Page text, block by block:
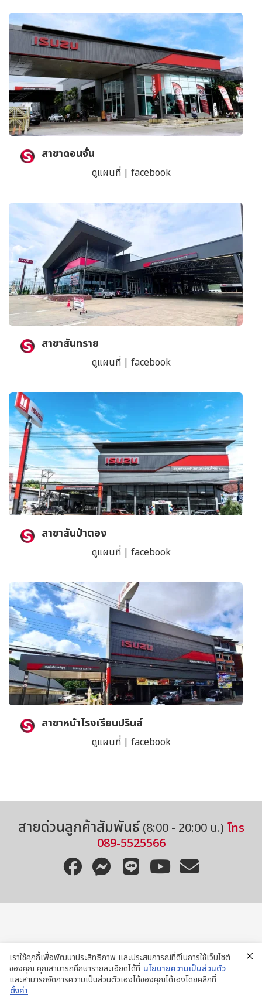
สาขาดอนจั่น
ดูแผนที่| facebook
สาขาสันทราย
ดูแผนที่| facebook
สาขาสันป่าตอง
ดูแผนที่| facebook
สาขาหน้าโรงเรียนปรินส์
ดูแผนที่| facebook
สายด่วนลูกค้าสัมพันธ์ (8:00 - 20:00 น.) โทร
089-5525566
ติดต่อสอบถามผ่าน LINE
เราใช้คุกกี้เพื่อพัฒนาประสิทธิภาพ และประสบการณ์ที่ดีในการใช้เว็บไซต์
ของคุณ คุณสามารถศึกษารายละเอียดได้ที่ นโยบายความเป็นส่วนตัว
และสามารถจัดการความเป็นส่วนตัวเองได้ของคุณได้เองโดยคลิกที่
ตั้งค่า